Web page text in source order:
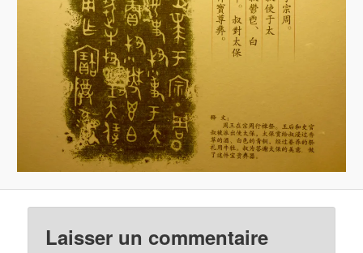
Laisser un commentaire